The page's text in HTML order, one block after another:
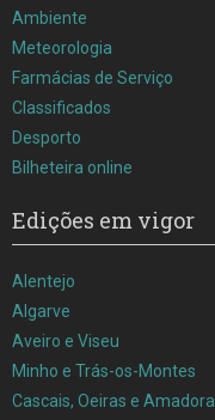
Ambiente
Meteorologia
Farmácias de Serviço
Classificados
Desporto
Bilheteira online
Edições em vigor
Alentejo
Algarve
Aveiro e Viseu
Minho e Trás-os-Montes
Cascais, Oeiras e Amadora